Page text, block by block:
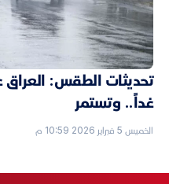
تحديثات الطقس:
غداً.. وتستمر
الخميس 5 فبراير 2026 10:59 م